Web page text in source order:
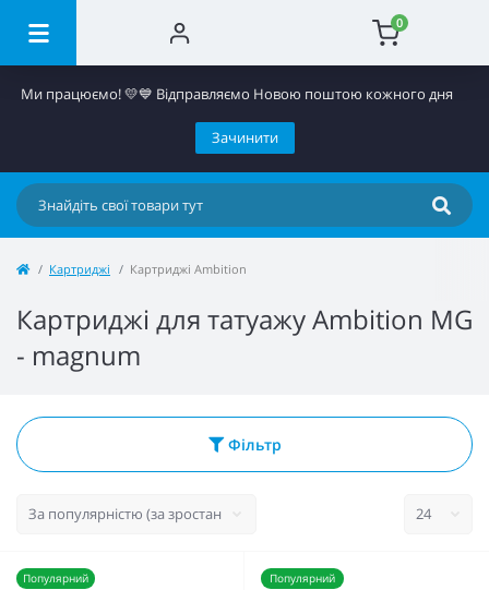
0
Ми працюємо! 💛​💙 Відправляємо Новою поштою кожного дня
Зачинити
Картриджі Картриджі Ambition
Картриджі для татуажу Ambition MG
- magnum
Фільтр
Популярний
Популярний